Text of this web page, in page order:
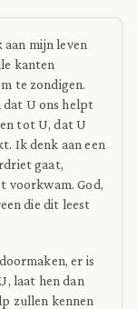
aan mijn leven
kanten
te zondigen.
dat U ons helpt
tot U, dat U
Ik denk aan een
gaat,
voorkwam. God,
die dit leest
er is
laat hen dan
zullen kennen